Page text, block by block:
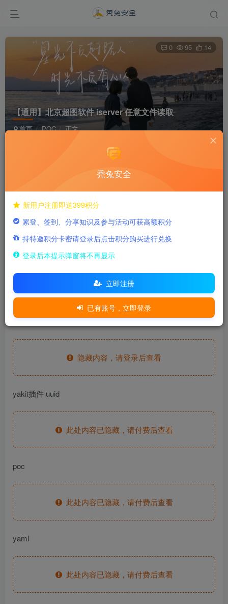
【通用】北京超图软件 iserver 任意文件读取
首页 POC 正文
0 95 14
此内容为付费阅读，请付费后查看
500
付费阅读
fofa语句
隐藏内容，请登录后查看
yakit插件 uuid
此处内容已隐藏，请付费后查看
poc
此处内容已隐藏，请付费后查看
yaml
此处内容已隐藏，请付费后查看
秃兔安全
新用户注册即送399积分
累登、签到、分享知识及参与活动可获高额积分
持特邀积分卡密请登录后点击积分购买进行兑换
登录后本提示弹窗将不再显示
立即注册
已有账号，立即登录